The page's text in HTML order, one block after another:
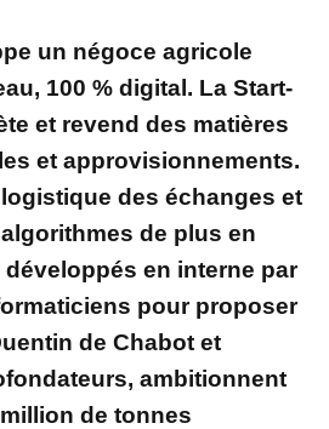
un négoce agricole
100 % digital. La Start-
et revend des matières
et approvisionnements.
des échanges et
de plus en
en interne par
pour proposer
de Chabot et
ambitionnent
de tonnes